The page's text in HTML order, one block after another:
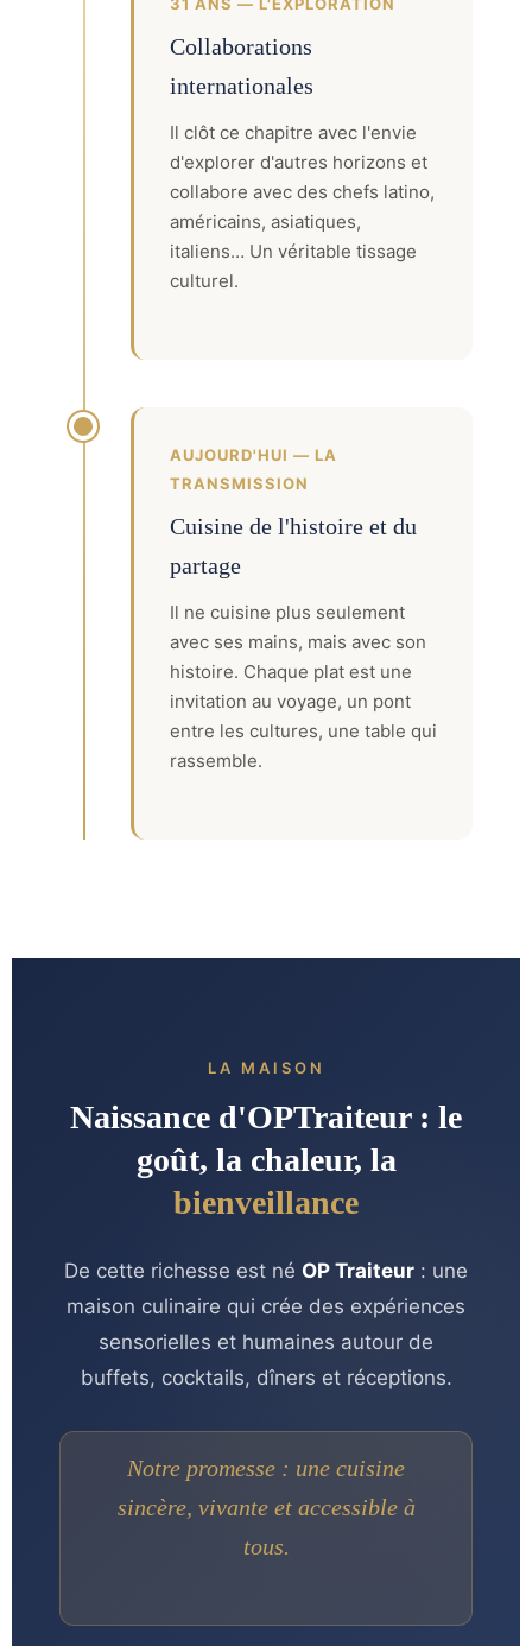
Collaborations
internationales
Il clôt ce chapitre avec l'envie
d'explorer d'autres horizons et
collabore avec des chefs latino,
américains, asiatiques,
italiens… Un véritable tissage
culturel.
AUJOURD'HUI — LA
TRANSMISSION
Cuisine de l'histoire et du
partage
Il ne cuisine plus seulement
avec ses mains, mais avec son
histoire. Chaque plat est une
invitation au voyage, un pont
entre les cultures, une table qui
rassemble.
LA MAISON
Naissance d'OPTraiteur : le
goût, la chaleur, la
bienveillance
De cette richesse est né OP Traiteur : une
maison culinaire qui crée des expériences
sensorielles et humaines autour de
buffets, cocktails, dîners et réceptions.
Notre promesse : une cuisine
sincère, vivante et accessible à
tous.